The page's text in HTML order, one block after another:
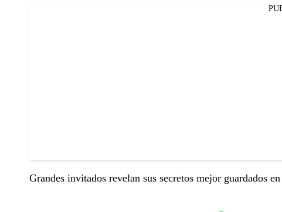
Grandes invitados revelan sus secretos mejor guardados